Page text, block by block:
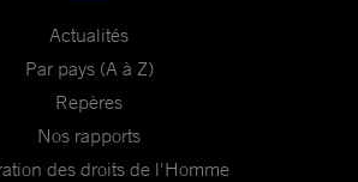
Actualités
Par pays (A à Z)
Repères
Nos rapports
des droits de l'Homme